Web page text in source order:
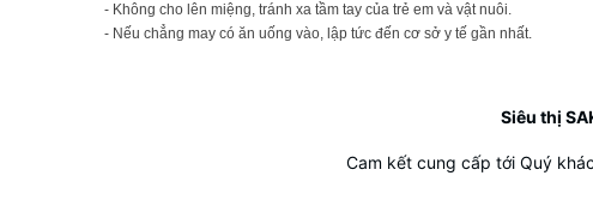
- Không cho lên miệng, tránh xa tầm tay của trẻ em và vật nuôi.
- Nếu chẳng may có ăn uống vào, lập tức đến cơ sở y tế gần nhất.
Siêu thị
Cam kết cung cấp tới Quý